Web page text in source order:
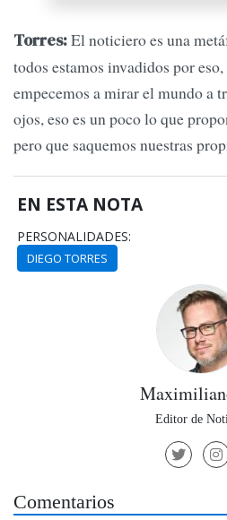
Torres:El noticiero es una
todos estamos invadidos por
empecemos a mirar el mundo a
ojos, eso es un poco lo que
pero que saquemos nuestras
EN ESTA NOTA
PERSONALIDADES:
DIEGO TORRES
Editor de
Comentarios